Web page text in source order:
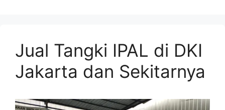
Jual Tangki IPAL di DKI
Jakarta dan Sekitarnya